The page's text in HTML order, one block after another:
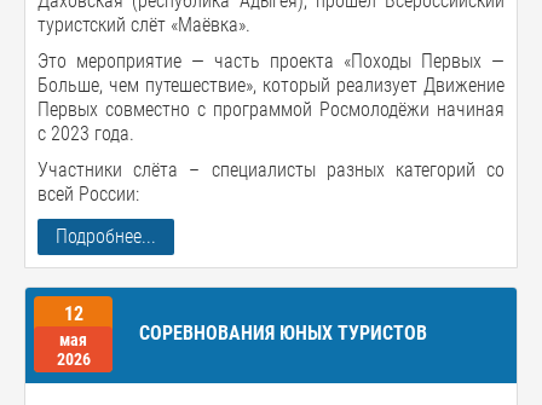
туристский слёт «Маёвка».
Это мероприятие — часть проекта «Походы Первых —
Больше, чем путешествие», который реализует Движение
Первых совместно с программой Росмолодёжи начиная
с 2023 года.
Участники слёта – специалисты разных категорий со
всей России:
Подробнее...
12
мая
2026
СОРЕВНОВАНИЯ ЮНЫХ ТУРИСТОВ